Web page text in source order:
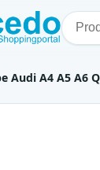
Audi A4 A5 A6